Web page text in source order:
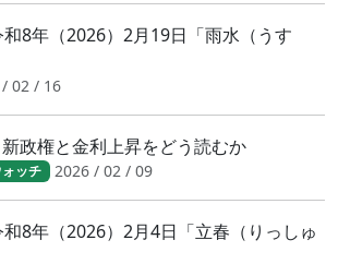
8年（2026）2月19日「雨水（うす
02 / 16
新政権と金利上昇をどう読むか
ッチ 2026 / 02 / 09
8年（2026）2月4日「立春（りっしゅ